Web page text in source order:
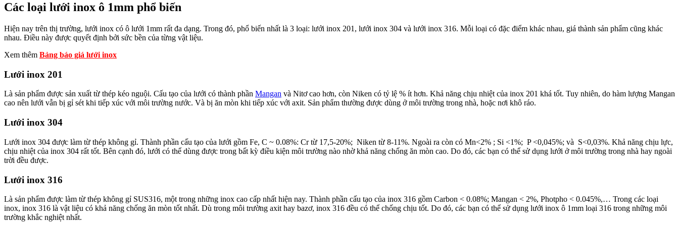
Các loại lưới inox ô 1mm phổ biến
Hiện nay trên thị trường, lưới inox có ô lưới 1mm rất đa dạng. Trong đó, phổ biến nhất là 3 loại: lưới inox 201, lưới inox 304 và lưới inox 316. Mỗi loại có đặc điểm khác nhau, giá thành sản phẩm cũng khác
nhau. Điều này được quyết định bởi sức bền của từng vật liệu.
Xem thêm Bảng báo giá lưới inox
Lưới inox 201
Là sản phẩm được sản xuất từ thép kéo nguội. Cấu tạo của lưới có thành phần Mangan và Nitơ cao hơn, còn Niken có tỷ lệ % ít hơn. Khả năng chịu nhiệt của inox 201 khá tốt. Tuy nhiên, do hàm lượng Mangan
cao nên lưới vẫn bị gỉ sét khi tiếp xúc với môi trường nước. Và bị ăn mòn khi tiếp xúc với axit. Sản phẩm thường được dùng ở môi trường trong nhà, hoặc nơi khô ráo.
Lưới inox 304
Lưới inox 304 được làm từ thép không gỉ. Thành phần cấu tạo của lưới gồm Fe, C ~ 0.08%: Cr từ 17,5-20%; Niken từ 8-11%. Ngoài ra còn có Mn<2% ; Si <1%; P <0,045%; và S<0,03%. Khả năng chịu lực,
chịu nhiệt của inox 304 rất tốt. Bên cạnh đó, lưới có thể dùng được trong bất kỳ điều kiện môi trường nào nhờ khả năng chống ăn mòn cao. Do đó, các bạn có thể sử dụng lưới ở môi trường trong nhà hay ngoài
trời đều được.
Lưới inox 316
Là sản phẩm được làm từ thép không gỉ SUS316, một trong những inox cao cấp nhất hiện nay. Thành phần cấu tạo của inox 316 gồm Carbon < 0.08%; Mangan < 2%, Photpho < 0.045%,… Trong các loại
inox, inox 316 là vật liệu có khả năng chống ăn mòn tốt nhất. Dù trong môi trường axit hay bazơ, inox 316 đều có thể chống chịu tốt. Do đó, các bạn có thể sử dụng lưới inox ô 1mm loại 316 trong những môi
trường khắc nghiệt nhất.